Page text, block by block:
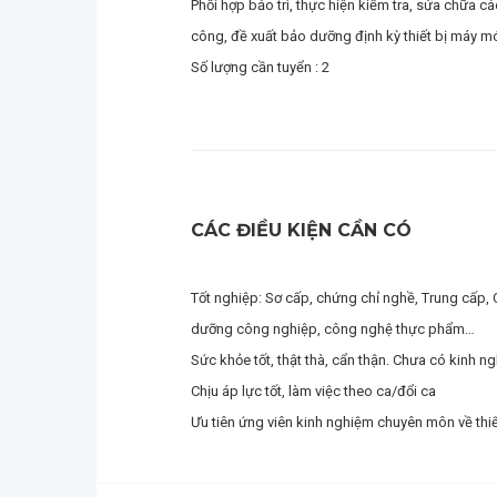
Phối hợp bảo trì, thực hiện kiểm tra, sửa chữa
công, đề xuất bảo dưỡng định kỳ thiết bị máy
Số lượng cần tuyển : 2
CÁC ĐIỀU KIỆN CẦN CÓ
Tốt nghiệp: Sơ cấp, chứng chỉ nghề, Trung
dưỡng công nghiệp, công nghệ thực phẩm…
Sức khỏe tốt, thật thà, cẩn thận. Chưa có kinh
Chịu áp lực tốt, làm việc theo ca/đổi ca
Ưu tiên ứng viên kinh nghiệm chuyên môn về